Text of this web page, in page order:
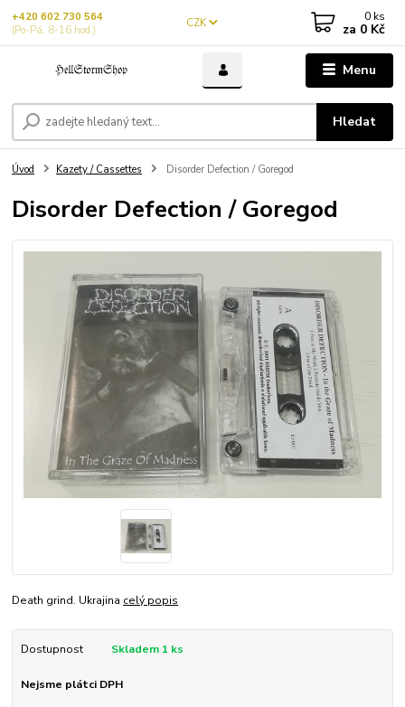
Menu
CZK
Hledat
+420 602 730 564
(Po-Pá, 8-16 hod.)
0 ks
za 0 Kč
Úvod Kazety / Cassettes Disorder Defection / Goregod
Disorder Defection / Goregod
Death grind. Ukrajina celý popis
Dostupnost Skladem 1 ks
Nejsme plátci DPH